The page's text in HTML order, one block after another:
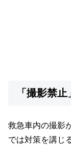
「撮影禁
救急車内の撮影
では対策を講じ